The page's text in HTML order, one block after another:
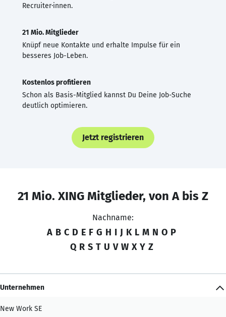
Recruiter·innen.
21 Mio. Mitglieder
Knüpf neue Kontakte und erhalte Impulse für ein
besseres Job-Leben.
Kostenlos profitieren
Schon als Basis-Mitglied kannst Du Deine Job-Suche
deutlich optimieren.
Jetzt registrieren
21 Mio. XING Mitglieder, von A bis Z
Nachname:
A B C D E F G H I J K L M N O P
Q R S T U V W X Y Z
Unternehmen
New Work SE